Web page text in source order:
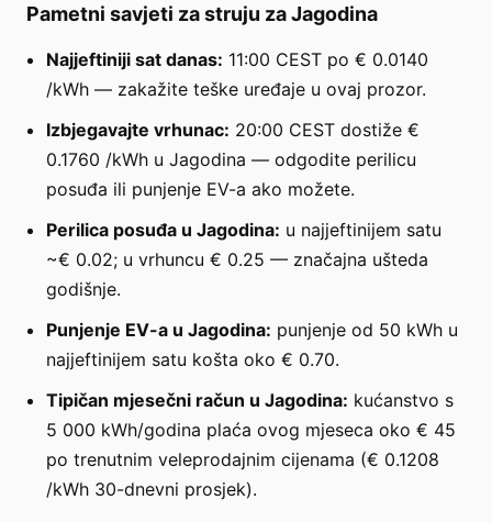
Pametni savjeti za struju za Jagodina
Najjeftiniji sat danas: 11:00 CEST po € 0.0140
/kWh — zakažite teške uređaje u ovaj prozor.
Izbjegavajte vrhunac: 20:00 CEST dostiže €
0.1760 /kWh u Jagodina — odgodite perilicu
posuđa ili punjenje EV-a ako možete.
Perilica posuđa u Jagodina: u najjeftinijem satu
~€ 0.02; u vrhuncu € 0.25 — značajna ušteda
godišnje.
Punjenje EV-a u Jagodina: punjenje od 50 kWh u
najjeftinijem satu košta oko € 0.70.
Tipičan mjesečni račun u Jagodina: kućanstvo s
5 000 kWh/godina plaća ovog mjeseca oko € 45
po trenutnim veleprodajnim cijenama (€ 0.1208
/kWh 30-dnevni prosjek).